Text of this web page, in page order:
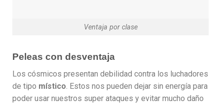
Ventaja por clase
Peleas con desventaja
Los cósmicos presentan debilidad contra los luchadores
de tipo místico. Estos nos pueden dejar sin energía para
poder usar nuestros super ataques y evitar mucho daño